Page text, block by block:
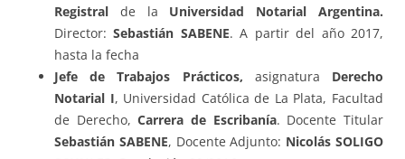
Registral de la Universidad Notarial Argentina.
Director:Sebastián SABENE. A partir del año 2017,
hasta la fecha
Jefe de Trabajos Prácticos, asignatura Derecho
Notarial I, Universidad Católica de La Plata, Facultad
de Derecho,Carrera de Escribanía. Docente Titular
Sebastián SABENE, Docente Adjunto: Nicolás SOLIGO